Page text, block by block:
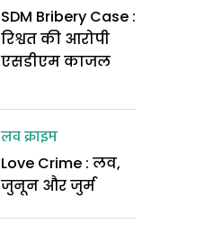
SDM Bribery Case :
रिश्वत की आरोपी
एसडीएम काजल
लव क्राइम
Love Crime : लव,
जुनून और जुर्म